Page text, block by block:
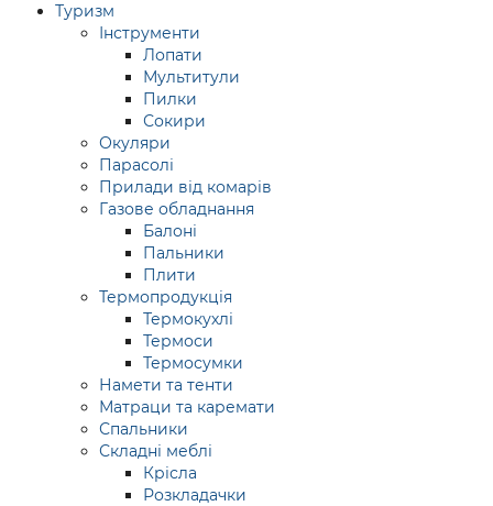
Туризм
Інструменти
Лопати
Мультитули
Пилки
Сокири
Окуляри
Парасолі
Прилади від комарів
Газове обладнання
Балоні
Пальники
Плити
Термопродукція
Термокухлі
Термоси
Термосумки
Намети та тенти
Матраци та каремати
Спальники
Складні меблі
Крісла
Розкладачки